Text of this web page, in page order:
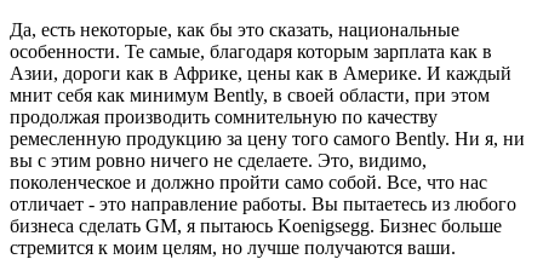
Да, есть некоторые, как бы это сказать, национальные
особенности. Те самые, благодаря которым зарплата как в
Азии, дороги как в Африке, цены как в Америке. И каждый
мнит себя как минимум Bently, в своей области, при этом
продолжая производить сомнительную по качеству
ремесленную продукцию за цену того самого Bently. Ни я, ни
вы с этим ровно ничего не сделаете. Это, видимо,
поколенческое и должно пройти само собой. Все, что нас
отличает - это направление работы. Вы пытаетесь из любого
бизнеса сделать GM, я пытаюсь Koenigsegg. Бизнес больше
стремится к моим целям, но лучше получаются ваши.